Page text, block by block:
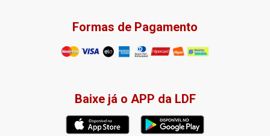
Formas de Pagamento
Baixe já o APP da LDF